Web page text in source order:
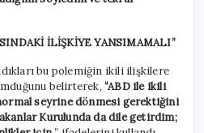
İLİŞKİYE YANSIMAMALI”
bu polemiğin ikili ilişkilere
belirterek, “ABD ile ikili
seyrine dönmesi gerektiğini
Kurulunda da dile getirdim;